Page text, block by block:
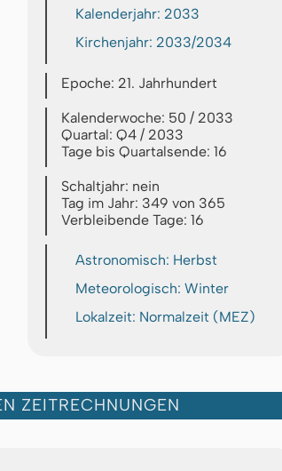
Kalenderjahr: 2033
Kirchenjahr: 2033/2034
Epoche: 21. Jahrhundert
Kalenderwoche: 50 / 2033
Quartal: Q4 / 2033
Tage bis Quartalsende: 16
Schaltjahr: nein
Tag im Jahr: 349 von 365
Verbleibende Tage: 16
Astronomisch: Herbst
Meteorologisch: Winter
Lokalzeit: Normalzeit (MEZ)
ZEITRECHNUNGEN